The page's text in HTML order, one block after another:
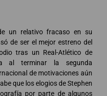
un relativo fracaso en su
de ser el mejor estreno del
tras un Real-Atlético de
al terminar la segunda
de motivaciones aún
que los elogios de Stephen
por parte de algunos